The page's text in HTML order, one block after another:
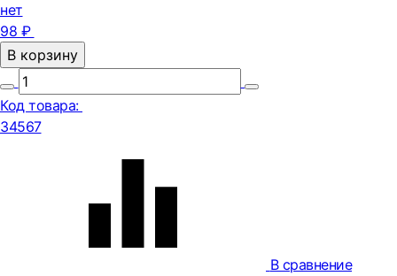
нет
98 ₽
В корзину
Код товара:
34567
В сравнение